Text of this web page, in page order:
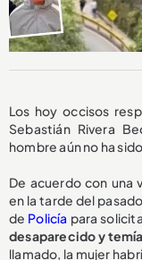
Los hoy occisos
Sebastián Rivera
hombre aún no ha
De acuerdo con una
en la tarde del
de Policía para
desaparecido y
llamado, la mujer